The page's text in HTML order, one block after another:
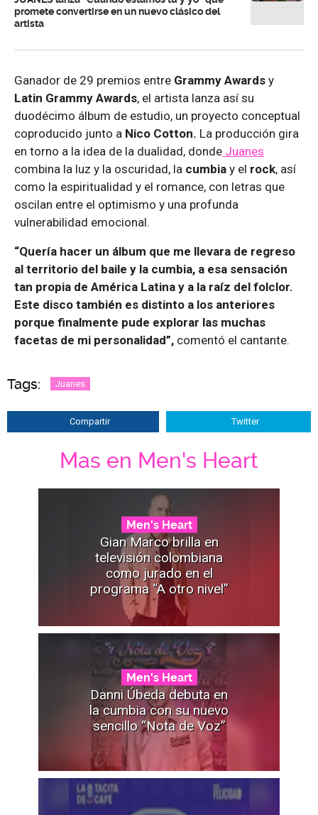
promete convertirse en un nuevo clásico del
artista
Ganador de 29 premios entre Grammy Awards y
Latin Grammy Awards, el artista lanza así su
duodécimo álbum de estudio, un proyecto conceptual
coproducido junto a Nico Cotton. La producción gira
en torno a la idea de la dualidad, donde Juanes
combina la luz y la oscuridad, la cumbia y el rock, así
como la espiritualidad y el romance, con letras que
oscilan entre el optimismo y una profunda
vulnerabilidad emocional.
“Quería hacer un álbum que me llevara de regreso
al territorio del baile y la cumbia, a esa sensación
tan propia de América Latina y a la raíz del folclor.
Este disco también es distinto a los anteriores
porque finalmente pude explorar las muchas
facetas de mi personalidad”, comentó el cantante.
Tags: Juanes
Compartir Twitter
Mas en Men's Heart
Men's Heart
Gian Marco brilla en
televisión colombiana
como jurado en el
programa “A otro nivel”
Men's Heart
Danni Úbeda debuta en
la cumbia con su nuevo
sencillo “Nota de Voz”